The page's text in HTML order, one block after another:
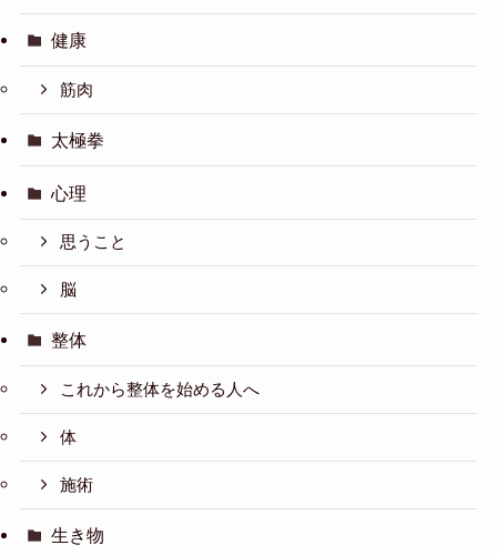
健康
筋肉
太極拳
心理
思うこと
脳
整体
これから整体を始める人へ
体
施術
生き物